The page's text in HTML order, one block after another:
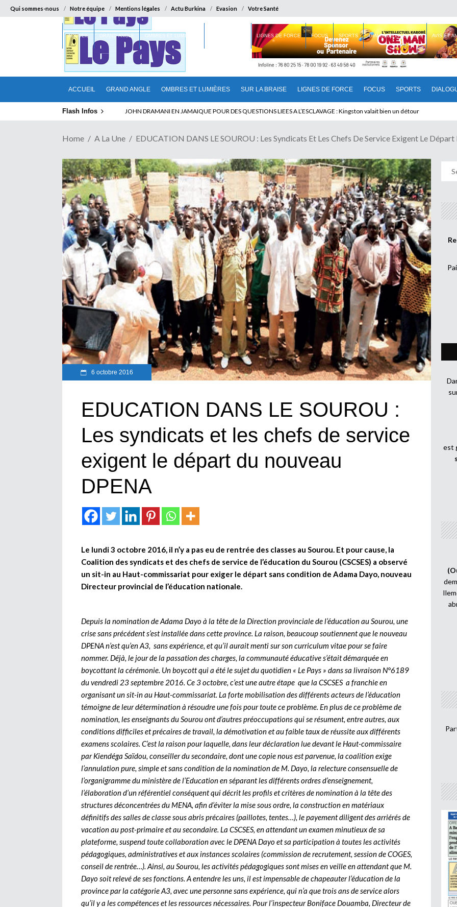
Qui sommes-nous Notre équipe Mentions légales Actu Burkina Evasion Votre Santé
ACCUEIL GRAND ANGLE OMBRES ET LUMIÈRES SUR LA BRAISE LIGNES DE FORCE FOCUS SPORTS
ACCUEIL GRAND ANGLE OMBRES ET LUMIÈRES LIGNES DE FORCE FOCUS SPORTS DIALOGUE INTERIEUR AVIS ET
Flash Infos ELECTION DE TALON A LA TETE DU SENAT BENINOIS : Quand Patrice quitte le pouvoir sans partir !
Home A La Une EDUCATION DANS LE SOUROU : Les Syndicats Et Les Chefs De Service Exigent Le
6 octobre 2016
EDUCATION DANS LE SOUROU :
Les syndicats et les chefs de service
exigent le départ du nouveau
DPENA
Le lundi 3 octobre 2016, il n’y a pas eu de rentrée des classes au Sourou. Et pour cause, la
Coalition des syndicats et des chefs de service de l’éducation du Sourou (CSCSES) a observé
un sit-in au Haut-commissariat pour exiger le départ sans condition de Adama Dayo, nouveau
Directeur provincial de l’éducation nationale.
Depuis la nomination de Adama Dayo à la tête de la Direction provinciale de l’éducation au Sourou, une
crise sans précédent s’est installée dans cette province. La raison, beaucoup soutiennent que le nouveau
DPENA n’est qu’en A3, sans expérience, et qu’il aurait menti sur son curriculum vitae pour se faire
nommer. Déjà, le jour de la passation des charges, la communauté éducative s’était démarquée en
boycottant la cérémonie. Un boycott qui a été le sujet du quotidien « Le Pays » dans sa livraison N°6189
du vendredi 23 septembre 2016. Ce 3 octobre, c’est une autre étape que la CSCSES a franchie en
organisant un sit-in au Haut-commissariat. La forte mobilisation des différents acteurs de l’éducation
témoigne de leur détermination à résoudre une fois pour toute ce problème. En plus de ce problème de
nomination, les enseignants du Sourou ont d’autres préoccupations qui se résument, entre autres, aux
conditions difficiles et précaires de travail, la démotivation et au faible taux de réussite aux différents
examens scolaires. C’est la raison pour laquelle, dans leur déclaration lue devant le Haut-commissaire
par Kiendéga Saïdou, conseiller du secondaire, dont une copie nous est parvenue, la coalition exige
l’annulation pure, simple et sans condition de la nomination de M. Dayo, la relecture consensuelle de
l’organigramme du ministère de l’Education en séparant les différents ordres d’enseignement,
l’élaboration d’un référentiel conséquent qui décrit les profils et critères de nomination à la tête des
structures déconcentrées du MENA, afin d’éviter la mise sous ordre, la construction en matériaux
définitifs des salles de classe sous abris précaires (paillotes, tentes…), le payement diligent des arriérés de
vacation au post-primaire et au secondaire. La CSCSES, en attendant un examen minutieux de sa
plateforme, suspend toute collaboration avec le DPENA Dayo et sa participation à toutes les activités
pédagogiques, administratives et aux instances scolaires (commission de recrutement, session de COGES,
conseil de rentrée…). Ainsi, au Sourou, les activités pédagogiques sont mises en veille en attendant que M.
Dayo soit relevé de ses fonctions. A entendre les uns, il est impensable de chapeauter l’éducation de la
province par la catégorie A3, avec une personne sans expérience, qui n’a que trois ans de service alors
qu’il y a les compétences et les ressources nécessaires. Pour l’inspecteur Boniface Douamba, Directeur de
est